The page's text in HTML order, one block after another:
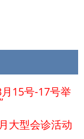
15号-17号举
大型会诊活动